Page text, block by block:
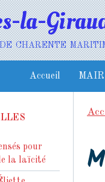
la-
de charente
Accueil
pour
la laïcité